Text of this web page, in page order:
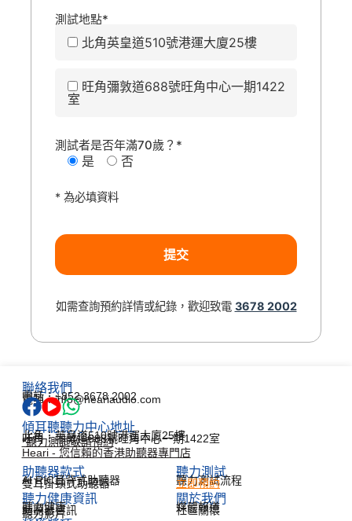
測試地點*
北角英皇道510號港運大廈25樓
旺角彌敦道688號旺角中心一期1422
室
測試者是否年滿70歲？*
是 否
* 為必填資料
如需查詢預約詳情或紀錄，歡迎致電 3678 2002
聯絡我們
電話：+852 3678 2002
電郵：info@heariaudio.com
傾耳聽聽力中心地址
北角：英皇道510號港運大廈25樓
旺角：彌敦道688號旺角中心一期1422室
*聽力測試敬請預約
Heari - 您信賴的香港助聽器專門店
助聽器款式
AI RIC耳背式助聽器
雙耳掛頸式助聽器
聽力測試​
聽力測試流程
立即預約
聽力健康資訊​
聽力健康
助聽器資訊
聽力影片
關於我們
媒體報道
社區關懷